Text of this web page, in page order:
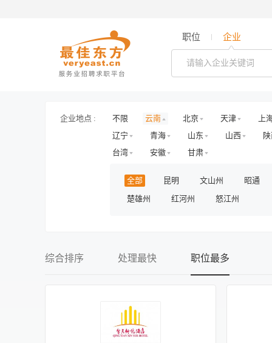
职位 企业
企业地点 : 不限 云南 北京 天津
上
辽宁
青海 山东 山西
台湾
安徽 甘肃
全部 昆明 文山州
昭通
楚雄州
红河州 怒江州
综合排序 处理最快 职位最多